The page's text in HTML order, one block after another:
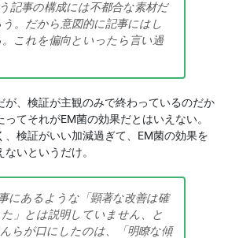
記事の構成には不都合な素材だ
。だから意図的に記事にはし
これを偏向といったら言い過
が、検証が主観のみで終わっているのだか
てそれがEM菌の効果だとはいえない。
、検証がいい加減過ぎて、EM菌の効果を
いというだけ。
にあるような「顕著な改善は確
」とは説明していません、と
らが口にしたのは、「明瞭な傾